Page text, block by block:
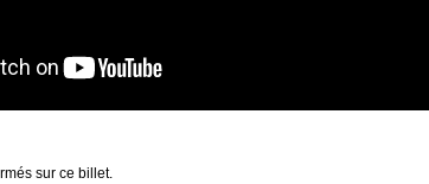
sur ce billet.